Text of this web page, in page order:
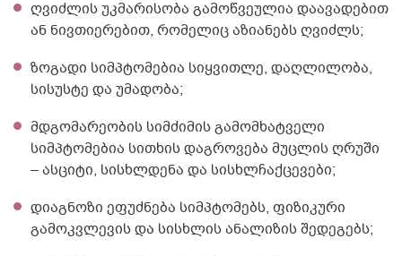
ღვიძლის უკმარისობა გამოწვეულია დაავადებით
ან ნივთიერებით, რომელიც აზიანებს ღვიძლს;
ზოგადი სიმპტომებია სიყვითლე, დაღლილობა,
სისუსტე და უმადობა;
მდგომარეობის სიმძიმის გამომხატველი
სიმპტომებია სითხის დაგროვება მუცლის ღრუში
– ასციტი, სისხლდენა და სისხლჩაქცევები;
დიაგნოზი ეფუძნება სიმპტომებს, ფიზიკური
გამოკვლევის და სისხლის ანალიზის შედეგებს;